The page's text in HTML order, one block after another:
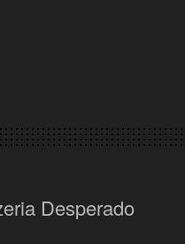
Desperado